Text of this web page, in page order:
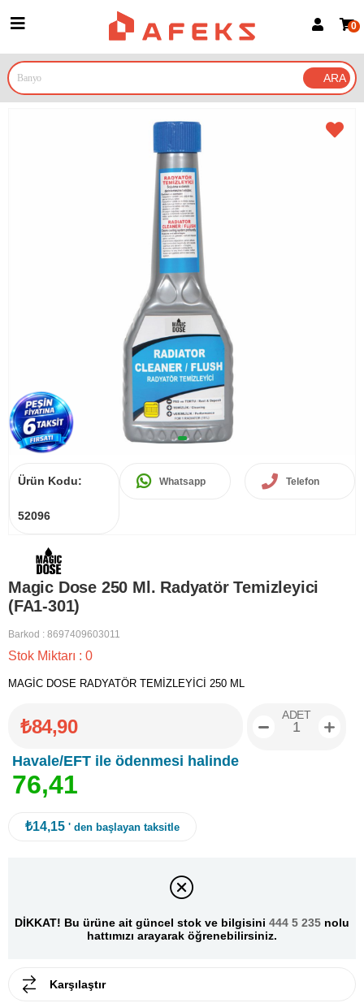
Google İle Bağlan
0
Ürün Kodu:
52096
Whatsapp Telefon
Magic Dose 250 Ml. Radyatör Temizleyici
(FA1-301)
Barkod : 8697409603011
Stok Miktarı : 0
MAGİC DOSE RADYATÖR TEMİZLEYİCİ 250 ML
₺84,90
Havale/EFT ile ödenmesi halinde
76,41
ADET
₺14,15 ' den başlayan taksitle
DİKKAT! Bu ürüne ait güncel stok ve bilgisini 444 5 235 nolu
hattımızı arayarak öğrenebilirsiniz.
Karşılaştır